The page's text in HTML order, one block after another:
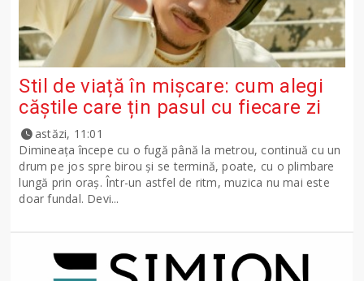
Stil de viață în mișcare: cum alegi
căștile care țin pasul cu fiecare zi
astăzi, 11:01
Dimineața începe cu o fugă până la metrou, continuă cu un
drum pe jos spre birou și se termină, poate, cu o plimbare
lungă prin oraș. Într-un astfel de ritm, muzica nu mai este
doar fundal. Devi...